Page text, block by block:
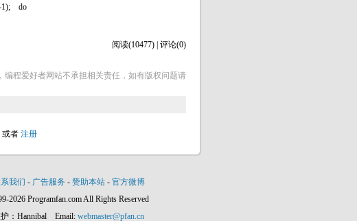
1); do
阅读(10477) | 评论(0)
程爱好者网站不承担相关责任，如有版权问题请
或者 注册
我们 - 广告服务 - 赞助本站 - 官方微博
2026 Programfan.com All Rights Reserved
：Hannibal Email: webmaster@pfan.cn